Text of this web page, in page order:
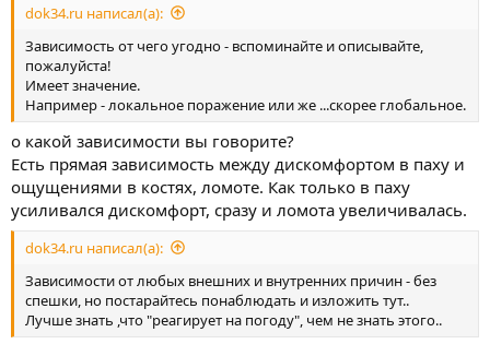
dok34.ru написал(а):
Зависимость от чего угодно - вспоминайте и описывайте,
пожалуйста!
Имеет значение.
Например - локальное поражение или же ...скорее глобальное.
о какой зависимости вы говорите?
Есть прямая зависимость между дискомфортом в паху и
ощущениями в костях, ломоте. Как только в паху
усиливался дискомфорт, сразу и ломота увеличивалась.
dok34.ru написал(а):
Зависимости от любых внешних и внутренних причин - без
спешки, но постарайтесь понаблюдать и изложить тут..
Лучше знать ,что "реагирует на погоду", чем не знать этого..